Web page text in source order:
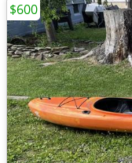
$600